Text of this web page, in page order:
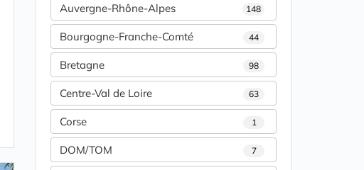
Auvergne-Rhône-Alpes 148
Bourgogne-Franche-Comté 44
Bretagne 98
Centre-Val de Loire 63
Corse 1
DOM/TOM 7